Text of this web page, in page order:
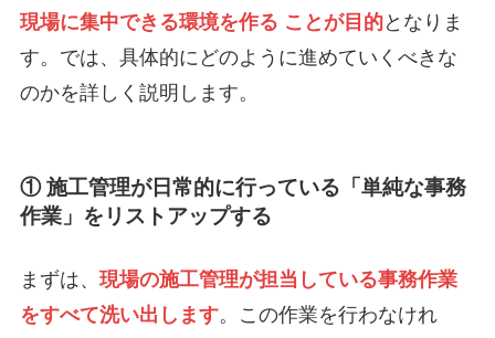
現場に集中できる環境を作る ことが目的となりま
す。では、具体的にどのように進めていくべきな
のかを詳しく説明します。
① 施工管理が日常的に行っている「単純な事務
作業」をリストアップする
まずは、 現場の施工管理が担当している事務作業
をすべて洗い出します。この作業を行わなけれ